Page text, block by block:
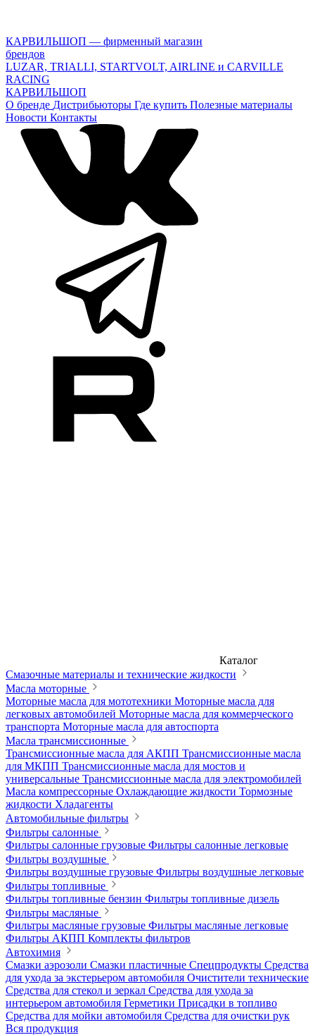
КАРВИЛЬШОП — фирменный магазин
брендов
LUZAR, TRIALLI, STARTVOLT, AIRLINE и CARVILLE
RACING
КАРВИЛЬШОП
О бренде Дистрибьюторы Где купить Полезные материалы
Новости Контакты
Каталог
Смазочные материалы и технические жидкости
Масла моторные
Моторные масла для мототехники Моторные масла для
легковых автомобилей Моторные масла для коммерческого
транспорта Моторные масла для автоспорта
Масла трансмиссионные
Трансмиссионные масла для АКПП Трансмиссионные масла
для МКПП Трансмиссионные масла для мостов и
универсальные Трансмиссионные масла для электромобилей
Масла компрессорные Охлаждающие жидкости Тормозные
жидкости Хладагенты
Автомобильные фильтры
Фильтры салонные
Фильтры салонные грузовые Фильтры салонные легковые
Фильтры воздушные
Фильтры воздушные грузовые Фильтры воздушные легковые
Фильтры топливные
Фильтры топливные бензин Фильтры топливные дизель
Фильтры масляные
Фильтры масляные грузовые Фильтры масляные легковые
Фильтры АКПП Комплекты фильтров
Автохимия
Смазки аэрозоли Смазки пластичные Спецпродукты Средства
для ухода за экстерьером автомобиля Очистители технические
Средства для стекол и зеркал Средства для ухода за
интерьером автомобиля Герметики Присадки в топливо
Средства для мойки автомобиля Средства для очистки рук
Вся продукция